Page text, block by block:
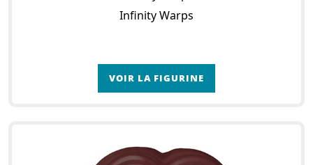
Infinity Warps
VOIR LA FIGURINE